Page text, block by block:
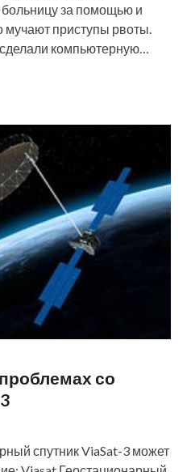
за помощью и
мучают приступы рвоты.
компьютерную…
со
спутник ViaSat-3 может